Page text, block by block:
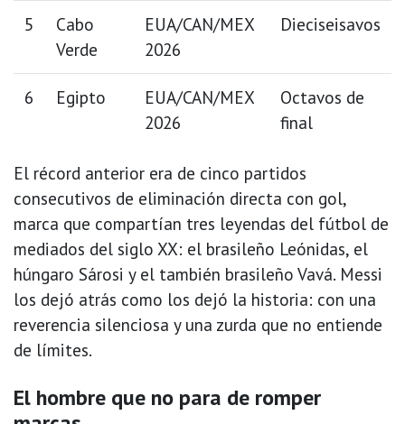
5
Cabo
Verde
EUA/CAN/MEX
2026
Dieciseisavos
6 Egipto
EUA/CAN/MEX
2026
Octavos de
final
El récord anterior era de cinco partidos
consecutivos de eliminación directa con gol,
marca que compartían tres leyendas del fútbol de
mediados del siglo XX: el brasileño Leónidas, el
húngaro Sárosi y el también brasileño Vavá. Messi
los dejó atrás como los dejó la historia: con una
reverencia silenciosa y una zurda que no entiende
de límites.
El hombre que no para de romper